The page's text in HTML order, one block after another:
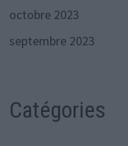
octobre 2023
septembre 2023
Catégories